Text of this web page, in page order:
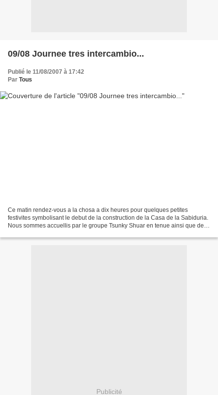
09/08 Journee tres intercambio...
Publié le 11/08/2007 à 17:42
Par Tous
Ce matin rendez-vous a la chosa a dix heures pour quelques petites
festivites symbolisant le debut de la construction de la Casa de la Sabiduria.
Nous sommes accuellis par le groupe Tsunky Shuar en tenue ainsi que deux
Publicité